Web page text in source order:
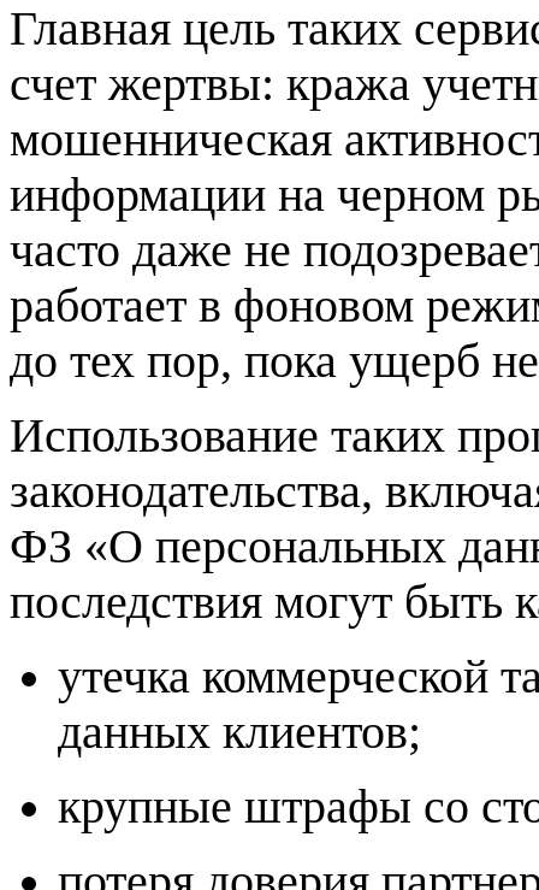
Главная цель таких
счет жертвы: кража
мошенническая
информации на черном
часто даже не
работает в фоновом
до тех пор, пока ущерб
Использование таких
законодательства,
ФЗ «О персональных
последствия могут быть
утечка коммерческой
данных клиентов;
крупные штрафы со